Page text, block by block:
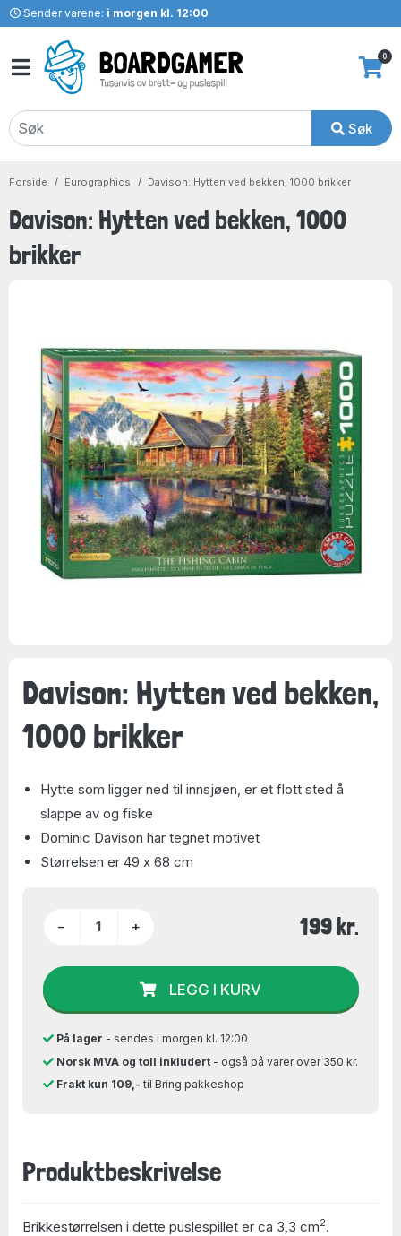
Sender varene: i morgen kl. 12:00
Søk
0
Forside Eurographics Davison: Hytten ved bekken, 1000 brikker
Davison: Hytten ved bekken, 1000
brikker
Davison: Hytten ved bekken,
1000 brikker
Hytte som ligger ned til innsjøen, er et flott sted å
slappe av og fiske
Dominic Davison har tegnet motivet
Størrelsen er 49 x 68 cm
− + 199 kr.
LEGG I KURV
På lager - sendes i morgen kl. 12:00
Norsk MVA og toll inkludert- også på varer over 350 kr.
Frakt kun 109,- til Bring pakkeshop
Produktbeskrivelse
Brikkestørrelsen i dette puslespillet er ca 3,3 cm2.